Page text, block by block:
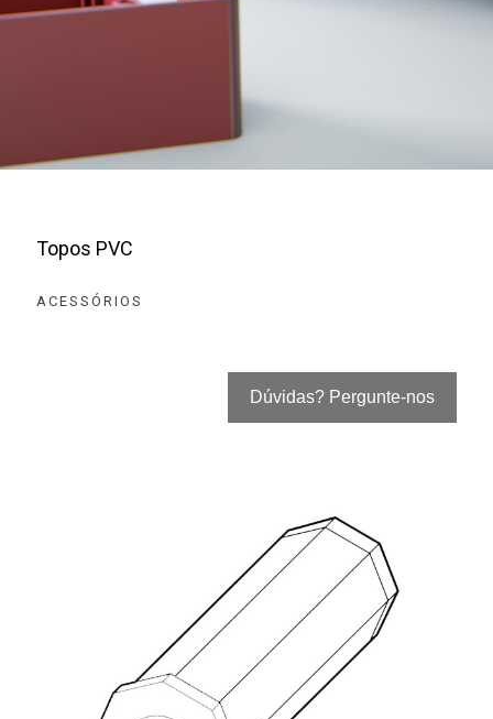
Topos PVC
ACESSÓRIOS
Dúvidas? Pergunte-nos